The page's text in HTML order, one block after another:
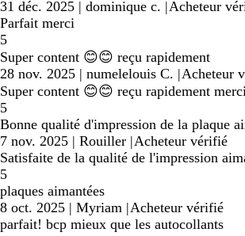
31 déc. 2025 | dominique c. |Acheteur
Parfait merci
5
Super content 😊😊 reçu rapidement
28 nov. 2025 | numelelouis C. |Acheteur
Super content 😊😊 reçu rapidement
5
Bonne qualité d'impression de la plaque
7 nov. 2025 | Rouiller |Acheteur vérifié
Satisfaite de la qualité de l'impression
5
plaques aimantées
8 oct. 2025 | Myriam |Acheteur vérifié
parfait! bcp mieux que les autocollants